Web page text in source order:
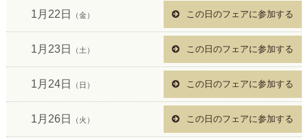
1月22日 （金） この日のフェアに参加する
1月23日 （土） この日のフェアに参加する
1月24日 （日） この日のフェアに参加する
1月26日 （火） この日のフェアに参加する